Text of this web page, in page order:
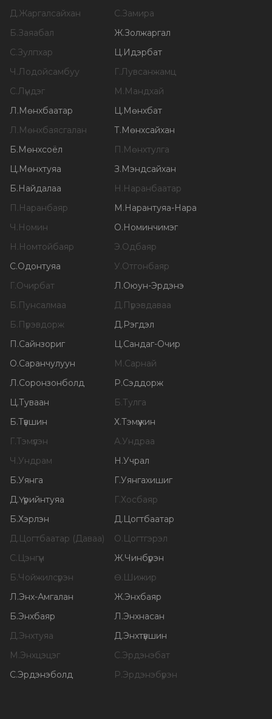
Д.Жаргалсайхан С.Замира
Б.Заяабал Ж.Золжаргал
С.Зулпхар Ц.Идэрбат
Ч.Лодойсамбуу Г.Лувсанжамц
С.Лүндэг М.Мандхай
Л.Мөнхбаатар Ц.Мөнхбат
Л.Мөнхбаясгалан Т.Мөнхсайхан
Б.Мөнхсоёл П.Мөнхтулга
Ц.Мөнхтуяа З.Мэндсайхан
Б.Найдалаа Н.Наранбаатар
П.Наранбаяр М.Нарантуяа-Нара
Ч.Номин О.Номинчимэг
Н.Номтойбаяр Э.Одбаяр
С.Одонтуяа У.Отгонбаяр
Г.Очирбат Л.Оюун-Эрдэнэ
Б.Пунсалмаа Д.Пүрэвдаваа
Б.Пүрэвдорж Д.Рэгдэл
П.Сайнзориг Ц.Сандаг-Очир
О.Саранчулуун М.Сарнай
Л.Соронзонболд Р.Сэддорж
Ц.Туваан Б.Тулга
Б.Түвшин Х.Тэмүүжин
Г.Тэмүүлэн А.Ундраа
Ч.Ундрам Н.Учрал
Б.Уянга Г.Уянгахишиг
Д.Үүрийнтуяа Г.Хосбаяр
Б.Хэрлэн Д.Цогтбаатар
Д.Цогтбаатар (Даваа) О.Цогтгэрэл
С.Цэнгүүн Ж.Чинбүрэн
Б.Чойжилсүрэн Ө.Шижир
Л.Энх-Амгалан Ж.Энхбаяр
Б.Энхбаяр Л.Энхнасан
Д.Энхтуяа Д.Энхтүвшин
М.Энхцэцэг С.Эрдэнэбат
С.Эрдэнэболд Р.Эрдэнэбүрэн